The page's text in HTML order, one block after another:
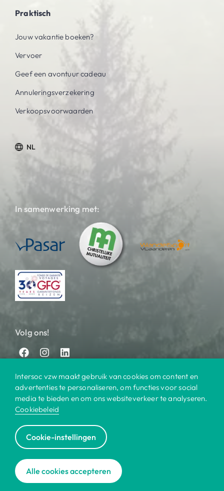
Praktisch
Jouw vakantie boeken?
Vervoer
Geef een avontuur cadeau
Annuleringsverzekering
Verkoopsvoorwaarden
NL
In samenwerking met:
Volg ons!
Bestemmingen | Contact
Cookiebeleid | Disclaimer |
Voor bedrijven
Intersoc vzw maakt gebruik van cookies om content en
advertenties te personaliseren, om functies voor social
media te bieden en om ons websiteverkeer te analyseren.
Cookiebeleid
Cookie-instellingen
Alle cookies accepteren